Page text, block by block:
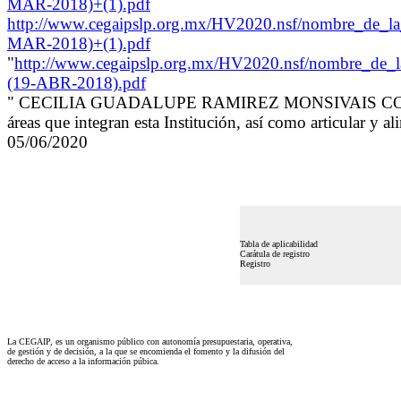
MAR-2018)+(1).pdf
http://www.cegaipslp.org.mx/HV2020.nsf/
MAR-2018)+(1).pdf
"http://www.cegaipslp.org.mx/HV2020.nsf/
(19-ABR-2018).pdf
" CECILIA GUADALUPE RAMIREZ MONSIVAIS
áreas que integran esta Institución, así como articular y
05/06/2020
Tabla de aplicabilidad
Carátula de registro
Registro
La CEGAIP, es un organismo público con autonomía presupuestaria, operativa,
de gestión y de decisión, a la que se encomienda el fomento y la difusión del
derecho de acceso a la información púbica.